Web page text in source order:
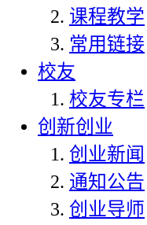
课程教学
常用链接
校友
校友专栏
创新创业
创业新闻
通知公告
创业导师